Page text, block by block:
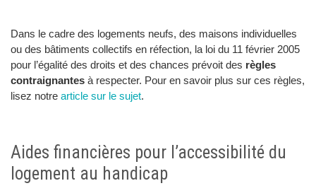
Dans le cadre des logements neufs, des maisons individuelles
ou des bâtiments collectifs en réfection, la loi du 11 février 2005
pour l’égalité des droits et des chances prévoit des règles
contraignantes à respecter. Pour en savoir plus sur ces règles,
lisez notre article sur le sujet.
Aides financières pour l’accessibilité du
logement au handicap